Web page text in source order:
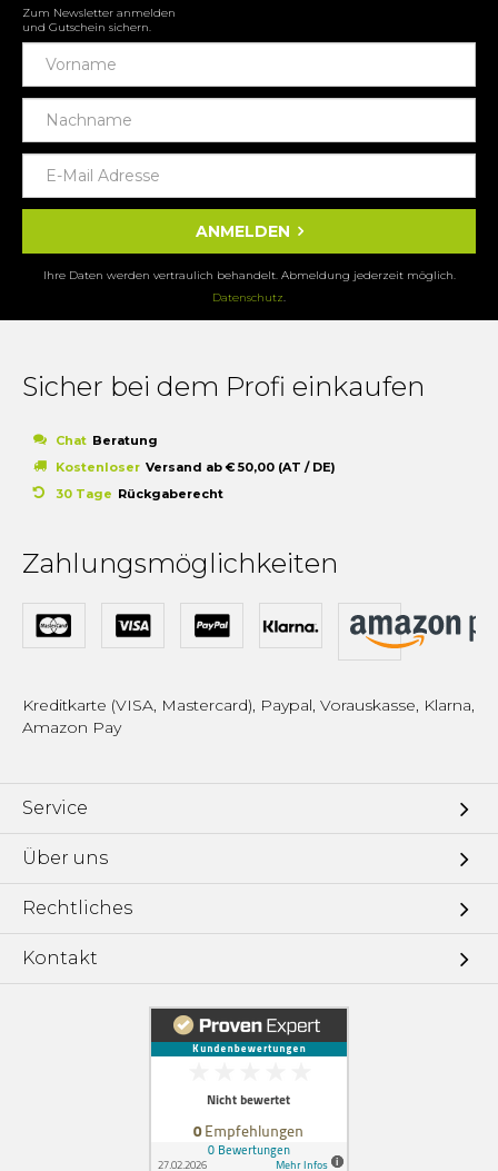
Zum Newsletter anmelden
und Gutschein sichern.
ANMELDEN
Ihre Daten werden vertraulich behandelt. Abmeldung jederzeit möglich.
Datenschutz.
Sicher bei dem Profi einkaufen
Chat Beratung
Kostenloser Versand ab € 50,00 (AT / DE)
30 Tage Rückgaberecht
Zahlungsmöglichkeiten
Kreditkarte (VISA, Mastercard), Paypal, Vorauskasse, Klarna,
Amazon Pay
Service
Über uns
Rechtliches
Kontakt